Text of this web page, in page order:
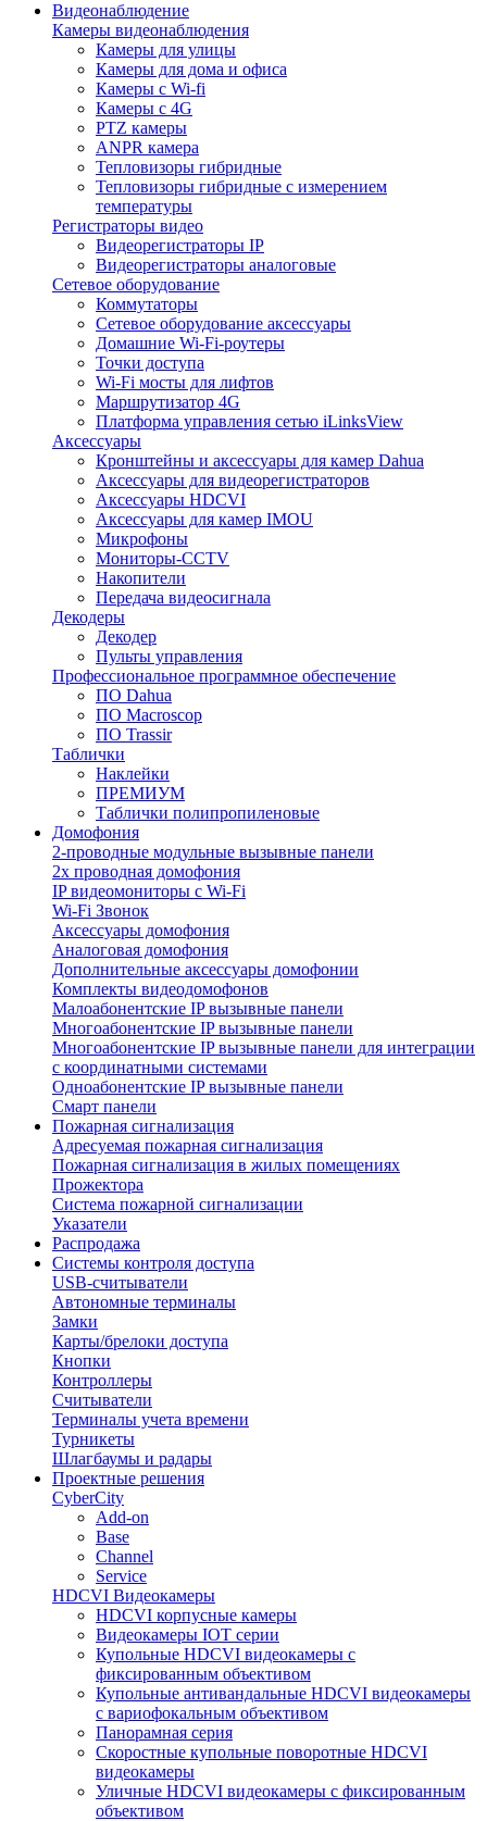
Видеонаблюдение
Камеры видеонаблюдения
Камеры для улицы
Камеры для дома и офиса
Камеры с Wi-fi
Камеры с 4G
PTZ камеры
ANPR камера
Тепловизоры гибридные
Тепловизоры гибридные c измерением
температуры
Регистраторы видео
Видеорегистраторы IP
Видеорегистраторы аналоговые
Сетевое оборудование
Коммутаторы
Сетевое оборудование аксессуары
Домашние Wi-Fi-роутеры
Точки доступа
Wi-Fi мосты для лифтов
Маршрутизатор 4G
Платформа управления сетью iLinksView
Аксессуары
Кронштейны и аксессуары для камер Dahua
Аксессуары для видеорегистраторов
Аксессуары HDCVI
Аксессуары для камер IMOU
Микрофоны
Мониторы-CCTV
Накопители
Передача видеосигнала
Декодеры
Декодер
Пульты управления
Профессиональное программное обеспечение
ПО Dahua
ПО Macroscop
ПО Trassir
Таблички
Наклейки
ПРЕМИУМ
Таблички полипропиленовые
Домофония
2-проводные модульные вызывные панели
2х проводная домофония
IP видеомониторы с Wi-Fi
Wi-Fi Звонок
Аксессуары домофония
Аналоговая домофония
Дополнительные аксессуары домофонии
Комплекты видеодомофонов
Малоабонентские IP вызывные панели
Многоабонентские IP вызывные панели
Многоабонентские IP вызывные панели для интеграции
с координатными системами
Одноабонентские IP вызывные панели
Смарт панели
Пожарная сигнализация
Адресуемая пожарная сигнализация
Пожарная сигнализация в жилых помещениях
Прожектора
Система пожарной сигнализации
Указатели
Распродажа
Системы контроля доступа
USB-считыватели
Автономные терминалы
Замки
Карты/брелоки доступа
Кнопки
Контроллеры
Считыватели
Терминалы учета времени
Турникеты
Шлагбаумы и радары
Проектные решения
CyberCity
Add-on
Base
Channel
Service
HDCVI Видеокамеры
HDCVI корпусные камеры
Видеокамеры IOT серии
Купольные HDCVI видеокамеры с
фиксированным объективом
Купольные антивандальные HDCVI видеокамеры
с вариофокальным объективом
Панорамная серия
Скоростные купольные поворотные HDCVI
видеокамеры
Уличные HDCVI видеокамеры с фиксированным
объективом